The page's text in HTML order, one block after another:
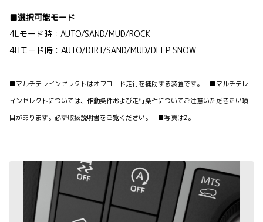
■選択可能モード
4Lモード時：AUTO/SAND/MUD/ROCK
4Hモード時：AUTO/DIRT/SAND/MUD/DEEP SNOW
■マルチテレインセレクトはオフロード走行を補助する装置です。 ■マルチテレ
インセレクトについては、作動条件および走行条件についてご注意いただきたい項
目があります。必ず取扱説明書をご覧ください。 ■写真はZ。